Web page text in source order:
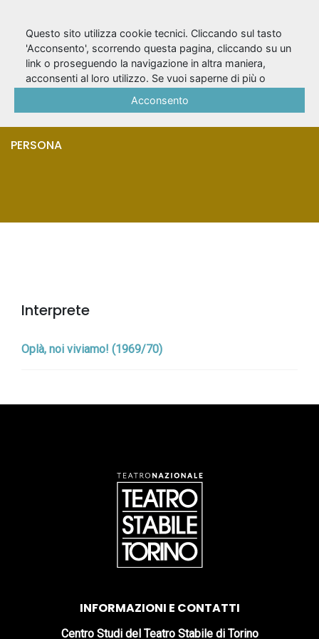
Galliano, Maria
Valeria
PERSONA
Interprete
Oplà, noi viviamo! (1969/70)
INFORMAZIONI E CONTATTI
Centro Studi del Teatro Stabile di Torino
Questo sito utilizza cookie tecnici. Cliccando sul tasto
'Acconsento', scorrendo questa pagina, cliccando su un
link o proseguendo la navigazione in altra maniera,
acconsenti al loro utilizzo. Se vuoi saperne di più o
Acconsento